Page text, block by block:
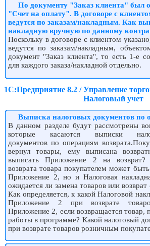
По документу "Заказ клиента" был
"Счет на оплату". В договоре с
ведутся по заказам/накладным. Как
накладную вручную по данному
Поскольку в договоре с клиентом
ведутся по заказам/накладным,
документ "Заказ клиента", то есть 1-е
для каждого заказа/накладной отдельно.
1С:Предприятие 8.2 / Управление
Налоговый учет
Выписка налоговых документов по
В данном разделе будут рассмотрены
которые касаются выписки
документов по операциям
вернул товары, ему выписана
выписать Приложение 2 на
возврата товара покупателем может
Приложение 2, но и Налоговая
ожидается ли замена товаров или
Как определяется, к какой Налоговой
Приложение 2 при возврате
Приложение 2, если возвращается товар,
работы в программе? Какой налоговый
при возврате товаров розничным